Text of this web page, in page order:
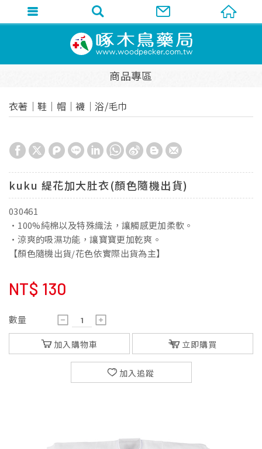
商品專區
衣著│鞋│帽│襪│浴/毛巾
kuku 緹花加大肚衣(顏色隨機出貨)
030461
•100%純棉以及特殊織法，讓觸感更加柔軟。
•涼爽的吸濕功能，讓寶寶更加乾爽。
【顏色隨機出貨/花色依實際出貨為主】
NT$ 130
數量
加入購物車 立即購買
加入追蹤